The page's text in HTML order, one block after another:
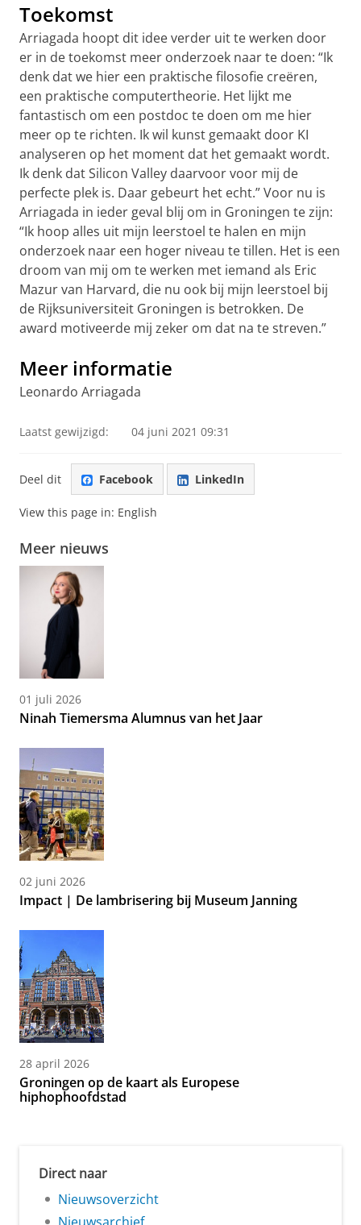
Toekomst
Arriagada hoopt dit idee verder uit te werken door
er in de toekomst meer onderzoek naar te doen: “Ik
denk dat we hier een praktische filosofie creëren,
een praktische computertheorie. Het lijkt me
fantastisch om een postdoc te doen om me hier
meer op te richten. Ik wil kunst gemaakt door KI
analyseren op het moment dat het gemaakt wordt.
Ik denk dat Silicon Valley daarvoor voor mij de
perfecte plek is. Daar gebeurt het echt.” Voor nu is
Arriagada in ieder geval blij om in Groningen te zijn:
“Ik hoop alles uit mijn leerstoel te halen en mijn
onderzoek naar een hoger niveau te tillen. Het is een
droom van mij om te werken met iemand als Eric
Mazur van Harvard, die nu ook bij mijn leerstoel bij
de Rijksuniversiteit Groningen is betrokken. De
award motiveerde mij zeker om dat na te streven.”
Meer informatie
Leonardo Arriagada
Laatst gewijzigd: 04 juni 2021 09:31
Deel dit Facebook LinkedIn
View this page in: English
Meer nieuws
01 juli 2026
Ninah Tiemersma Alumnus van het Jaar
02 juni 2026
Impact | De lambrisering bij Museum Janning
28 april 2026
Groningen op de kaart als Europese
hiphophoofdstad
Direct naar
Nieuwsoverzicht